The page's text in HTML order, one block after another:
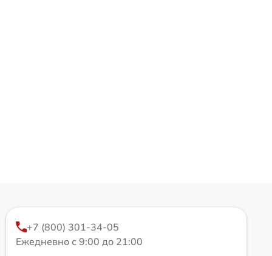
+7 (800) 301-34-05
Ежедневно с 9:00 до 21:00